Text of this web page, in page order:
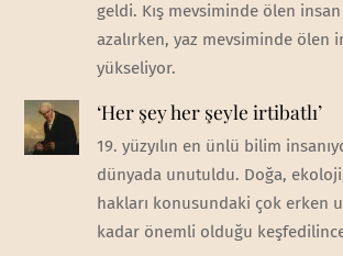
geldi. Kış mevsiminde ölen insan
azalırken, yaz mevsiminde ölen
yükseliyor.
‘Her şey her şeyle irtibatlı’
19. yüzyılın en ünlü bilim
dünyada unutuldu. Doğa,
hakları konusundaki çok erken
kadar önemli olduğu